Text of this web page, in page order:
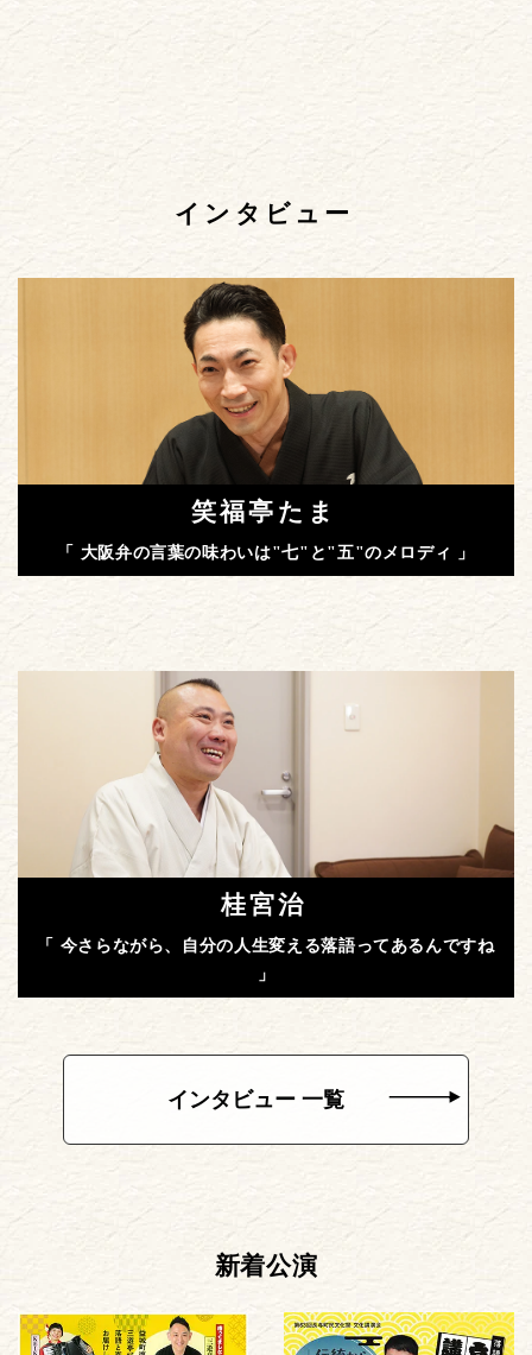
インタビュー
笑福亭たま
「 大阪弁の言葉の味わいは"七"と"五"のメロディ 」
桂宮治
「 今さらながら、自分の人生変える落語ってあるんですね
」
インタビュー 一覧
新着公演